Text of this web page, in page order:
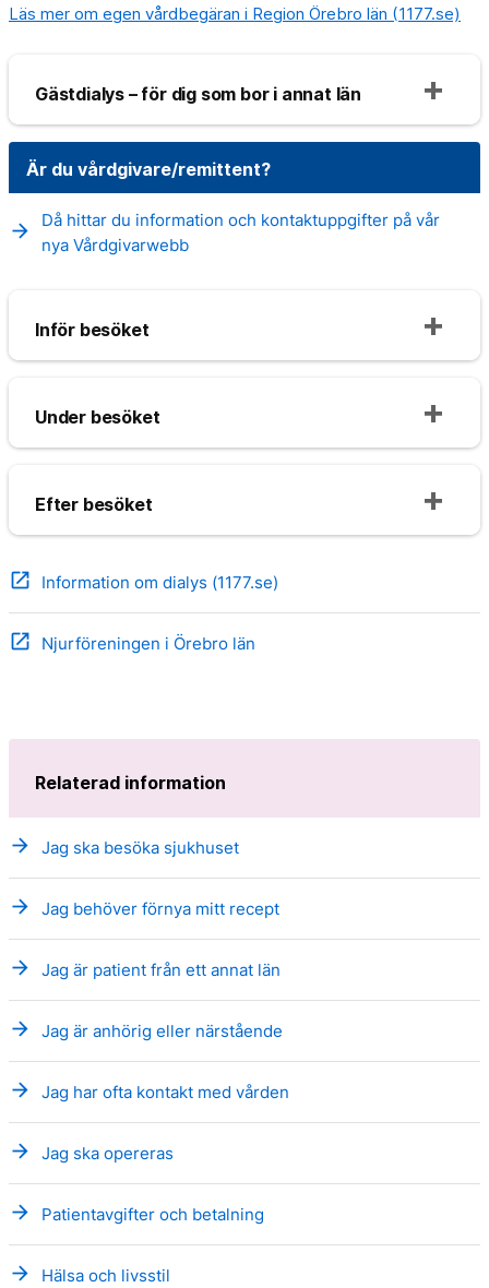
Läs mer om egen vårdbegäran i Region Örebro län (1177.se)
Gästdialys – för dig som bor i annat län
Är du vårdgivare/remittent?
arrow_forward
Då hittar du information och kontaktuppgifter på vår
nya Vårdgivarwebb
Inför besöket
Under besöket
Efter besöket
open_in_new Information om dialys (1177.se)
open_in_new Njurföreningen i Örebro län
Relaterad information
arrow_forward Jag ska besöka sjukhuset
arrow_forward Jag behöver förnya mitt recept
arrow_forward Jag är patient från ett annat län
arrow_forward Jag är anhörig eller närstående
arrow_forward Jag har ofta kontakt med vården
arrow_forward Jag ska opereras
arrow_forward Patientavgifter och betalning
arrow_forward Hälsa och livsstil